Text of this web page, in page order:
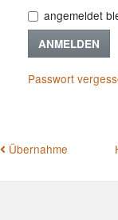
angemeldet
ANMELDEN
Passwort
Übernahme